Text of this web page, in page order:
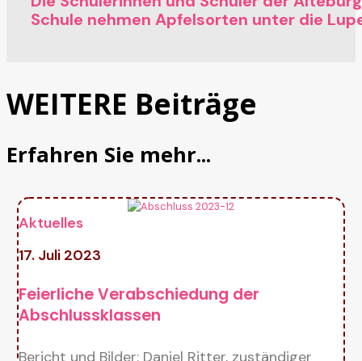
Schule nehmen Apfelsorten unter die
WEITERE Beiträge
Erfahren Sie mehr...
Aktuelles
17. Juli 2023
Feierliche Verabschiedung der
Abschlussklassen